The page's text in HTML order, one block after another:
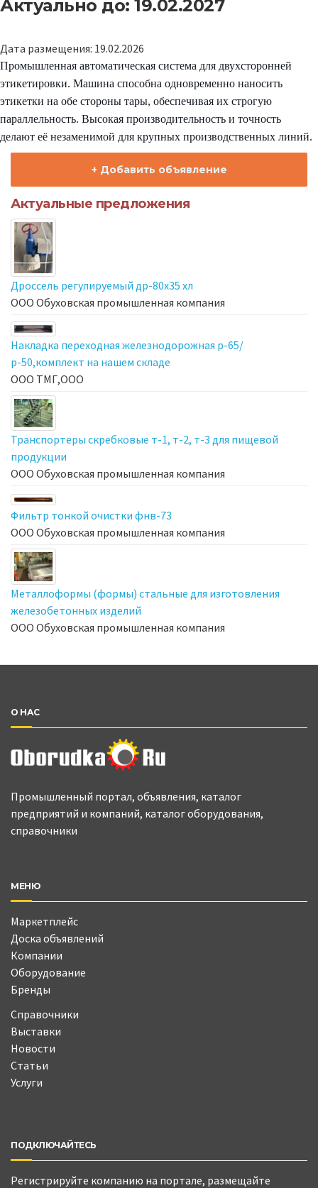
Актуально до: 19.02.2027
Дата размещения: 19.02.2026
Промышленная автоматическая система для двухсторонней
этикетировки. Машина способна одновременно наносить
этикетки на обе стороны тары, обеспечивая их строгую
параллельность. Высокая производительность и точность
делают её незаменимой для крупных производственных линий.
+ Добавить объявление
Актуальные предложения
Дроссель регулируемый др-80х35 хл
ООО Обуховская промышленная компания
Накладка переходная железнодорожная р-65/
р-50,комплект на нашем складе
ООО ТМГ,ООО
Транспортеры скребковые т-1, т-2, т-3 для пищевой
продукции
ООО Обуховская промышленная компания
Фильтр тонкой очистки фнв-73
ООО Обуховская промышленная компания
Металлоформы (формы) стальные для изготовления
железобетонных изделий
ООО Обуховская промышленная компания
О НАС
Промышленный портал, объявления, каталог
предприятий и компаний, каталог оборудования,
справочники
МЕНЮ
Маркетплейс
Доска объявлений
Компании
Оборудование
Бренды
Справочники
Выставки
Новости
Статьи
Услуги
ПОДКЛЮЧАЙТЕСЬ
Регистрируйте компанию на портале, размещайте